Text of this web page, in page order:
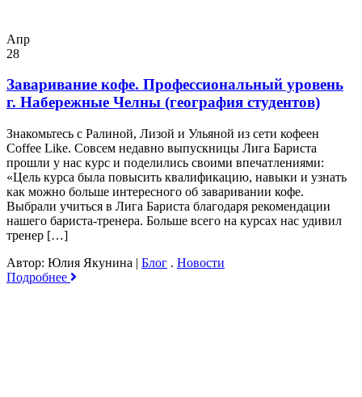
Апр
28
Заваривание кофе. Профессиональный уровень
г. Набережные Челны (география студентов)
Знакомьтесь с Ралиной, Лизой и Ульяной из сети кофеен
Coffee Like. Совсем недавно выпускницы Лига Бариста
прошли у нас курс и поделились своими впечатлениями:
«Цель курса была повысить квалификацию, навыки и узнать
как можно больше интересного об заваривании кофе.
Выбрали учиться в Лига Бариста благодаря рекомендации
нашего бариста-тренера. Больше всего на курсах нас удивил
тренер […]
Автор: Юлия Якунина | Блог . Новости
Подробнее